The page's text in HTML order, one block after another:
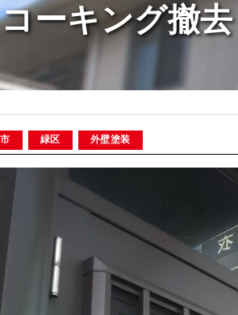
ーキング撤去
緑区 外壁塗装